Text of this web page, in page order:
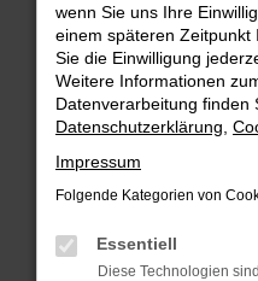
Beim Laden ist ein
Hier sind ein paar
Überprüfe deine
Suchmaschine?
Manche
können das Laden
wenn Sie uns Ihre
einem späteren Zeitpunkt
Sie die Einwilligung
Weitere Informationen
Datenverarbeitung finden
Datenschutzerklärung
Impressum
Folgende Kategorien von
Essentiell
Diese Technologien